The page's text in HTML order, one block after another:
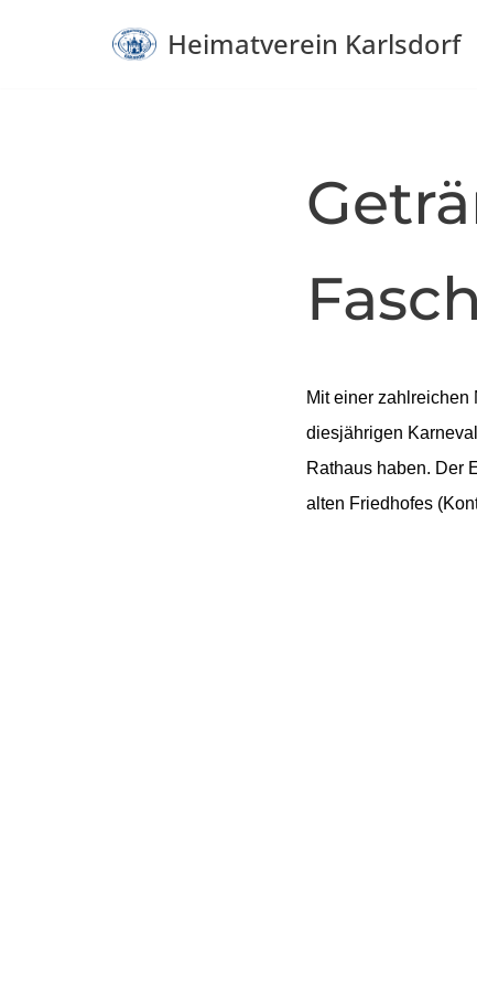
Heimatverein Karlsdorf
Mit einer zahlreichen
diesjährigen
Rathaus haben. Der
alten Friedhofes